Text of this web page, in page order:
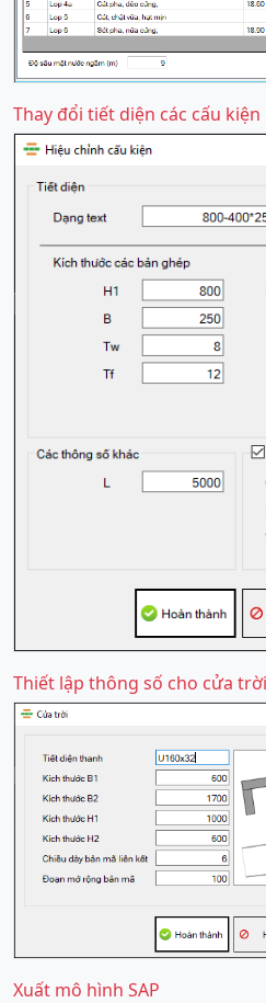
Thay đổi tiết diện các cấu kiện
Thiết lập thông số cho cửa trời
Xuất mô hình SAP